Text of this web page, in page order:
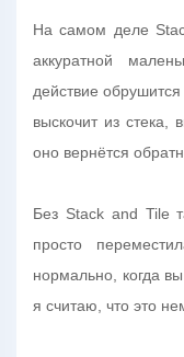
На самом деле
аккуратной
действие
выскочит из стека,
оно вернётся
Без Stack and Tile
просто
нормально, когда
я считаю, что это